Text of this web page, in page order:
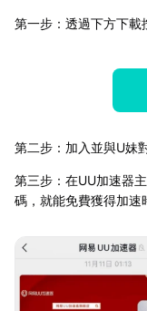
第一步：透過下方下載
第二步：加入並與U妹
第三步：在UU加速器
碼，就能免費獲得加速